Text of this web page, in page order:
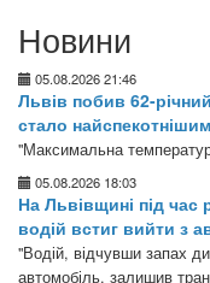
Новини
05.08.2026 21:46
Львів побив 62-
стало
"Максимальна
05.08.2026 18:03
На Львівщині під час
водій встиг вийти з
"Водій, відчувши запах
автомобіль, залишив